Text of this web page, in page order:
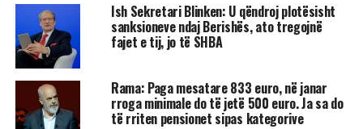
Ish Sekretari Blinken: U qëndroj plotësisht
sanksioneve ndaj Berishës, ato tregojnë
fajet e tij, jo të SHBA
Rama: Paga mesatare 833 euro, në janar
rroga minimale do të jetë 500 euro. Ja sa do
të rriten pensionet sipas kategorive